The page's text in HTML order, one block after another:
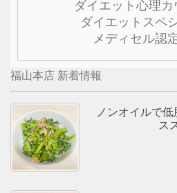
ダイエット心理
ダイエットスペ
メディセル認
福山本店 新着情報
ノンオイルで
ス